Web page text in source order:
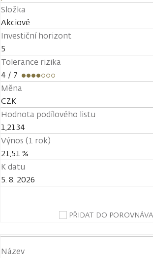
Složka
Akciové
Investiční horizont
5
Tolerance rizika
4 / 7
Měna
CZK
Hodnota podílového listu
1,2134
Výnos (1 rok)
21,51 %
K datu
5. 8. 2026
PŘIDAT DO
Název